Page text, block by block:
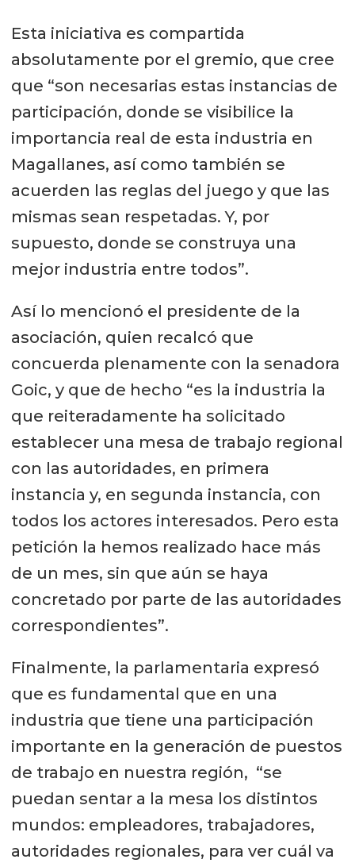
Esta iniciativa es compartida
absolutamente por el gremio, que cree
que “son necesarias estas instancias de
participación, donde se visibilice la
importancia real de esta industria en
Magallanes, así como también se
acuerden las reglas del juego y que las
mismas sean respetadas. Y, por
supuesto, donde se construya una
mejor industria entre todos”.
Así lo mencionó el presidente de la
asociación, quien recalcó que
concuerda plenamente con la senadora
Goic, y que de hecho “es la industria la
que reiteradamente ha solicitado
establecer una mesa de trabajo regional
con las autoridades, en primera
instancia y, en segunda instancia, con
todos los actores interesados. Pero esta
petición la hemos realizado hace más
de un mes, sin que aún se haya
concretado por parte de las autoridades
correspondientes”.
Finalmente, la parlamentaria expresó
que es fundamental que en una
industria que tiene una participación
importante en la generación de puestos
de trabajo en nuestra región, “se
puedan sentar a la mesa los distintos
mundos: empleadores, trabajadores,
autoridades regionales, para ver cuál va